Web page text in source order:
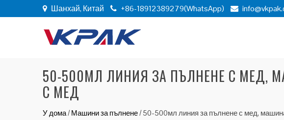
Шанхай, Китай +86-18912389279(WhatsApp)
50-500МЛ ЛИНИЯ ЗА ПЪЛНЕНЕ С МЕД,
С МЕД
У дома/Машини за пълнене/50-500мл линия за пълнене с мед,